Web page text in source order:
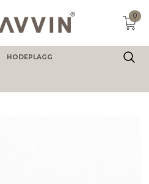
0
HODEPLAGG